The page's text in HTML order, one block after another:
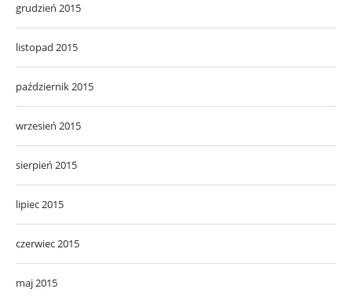
grudzień 2015
listopad 2015
październik 2015
wrzesień 2015
sierpień 2015
lipiec 2015
czerwiec 2015
maj 2015